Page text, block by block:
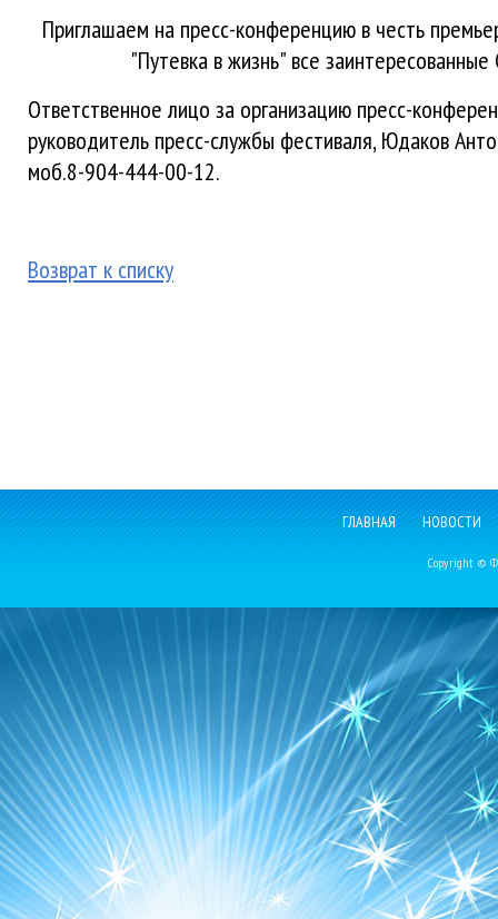
Приглашаем на пресс-конференцию в честь
"Путевка в жизнь" все
Ответственное лицо за организацию пресс-
руководитель пресс-службы фестиваля, Юдаков
моб.8-904-444-00-12.
Возврат к списку
ГЛАВНАЯ НОВОСТИ
Copyright ©